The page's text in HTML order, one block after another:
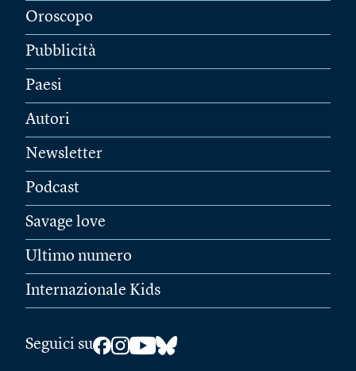
Oroscopo
Pubblicità
Paesi
Autori
Newsletter
Podcast
Savage love
Ultimo numero
Internazionale Kids
Seguici su